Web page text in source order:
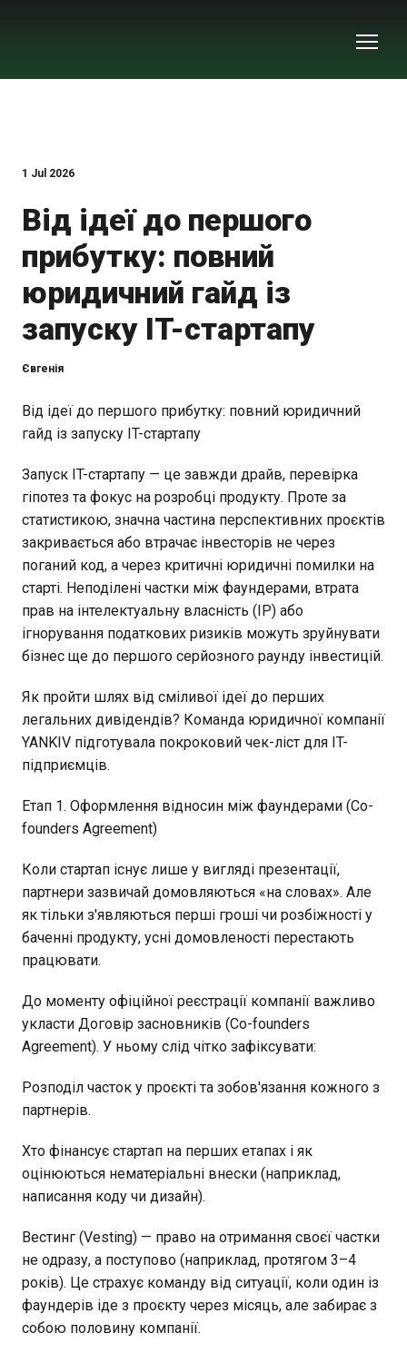
1 Jul 2026
Від ідеї до першого
прибутку: повний
юридичний гайд із
запуску IT-стартапу
Євгенія
Від ідеї до першого прибутку: повний юридичний
гайд із запуску IT-стартапу
Запуск IT-стартапу — це завжди драйв, перевірка
гіпотез та фокус на розробці продукту. Проте за
статистикою, значна частина перспективних проєктів
закривається або втрачає інвесторів не через
поганий код, а через критичні юридичні помилки на
старті. Неподілені частки між фаундерами, втрата
прав на інтелектуальну власність (IP) або
ігнорування податкових ризиків можуть зруйнувати
бізнес ще до першого серйозного раунду інвестицій.
Як пройти шлях від сміливої ідеї до перших
легальних дивідендів? Команда юридичної компанії
YANKIV підготувала покроковий чек-ліст для IT-
підприємців.
Етап 1. Оформлення відносин між фаундерами (Co-
founders Agreement)
Коли стартап існує лише у вигляді презентації,
партнери зазвичай домовляються «на словах». Але
як тільки з'являються перші гроші чи розбіжності у
баченні продукту, усні домовленості перестають
працювати.
До моменту офіційної реєстрації компанії важливо
укласти Договір засновників (Co-founders
Agreement). У ньому слід чітко зафіксувати:
Розподіл часток у проєкті та зобов'язання кожного з
партнерів.
Хто фінансує стартап на перших етапах і як
оцінюються нематеріальні внески (наприклад,
написання коду чи дизайн).
Вестинг (Vesting) — право на отримання своєї частки
не одразу, а поступово (наприклад, протягом 3–4
років). Це страхує команду від ситуації, коли один із
фаундерів іде з проєкту через місяць, але забирає з
собою половину компанії.